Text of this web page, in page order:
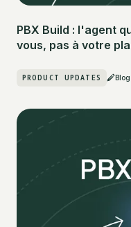
PBX Build : l'agent
vous, pas à votre
PRODUCT UPDATES Blog